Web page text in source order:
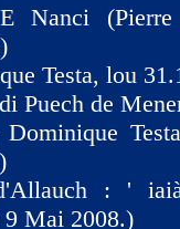
Nanci (Pierre
Testa, lou
Puech de
: '
9 Mai 2008.)